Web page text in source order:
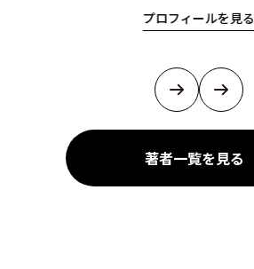
プロフィールを見る
著者一覧を見る